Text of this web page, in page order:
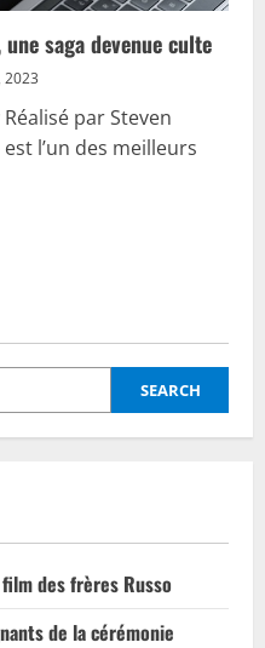
saga devenue culte
2023
par Steven
l’un des meilleurs
SEARCH
des frères Russo
de la cérémonie